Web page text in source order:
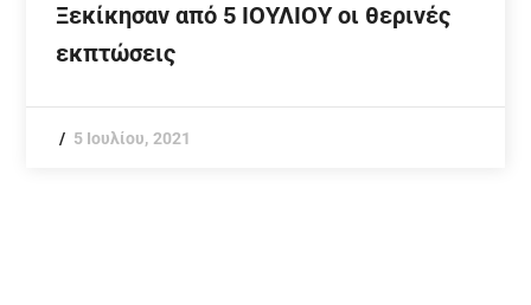
Ξεκίκησαν από 5 ΙΟΥΛΙΟΥ οι θερινές
εκπτώσεις
5 Ιουλίου, 2021